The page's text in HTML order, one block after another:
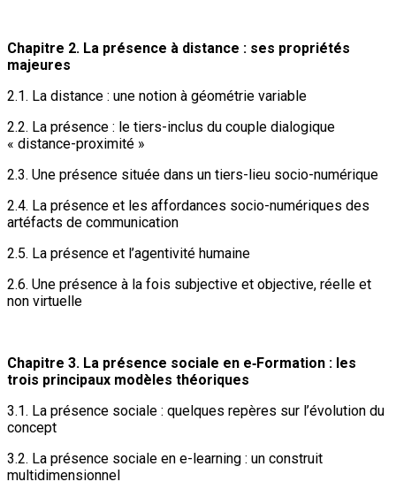
Chapitre 2. La présence à distance : ses propriétés
majeures
2.1. La distance : une notion à géométrie variable
2.2. La présence : le tiers-inclus du couple dialogique
« distance-proximité »
2.3. Une présence située dans un tiers-lieu socio-numérique
2.4. La présence et les affordances socio-numériques des
artéfacts de communication
2.5. La présence et l’agentivité humaine
2.6. Une présence à la fois subjective et objective, réelle et
non virtuelle
Chapitre 3. La présence sociale en e‑Formation : les
trois principaux modèles théoriques
3.1. La présence sociale : quelques repères sur l’évolution du
concept
3.2. La présence sociale en e-learning : un construit
multidimensionnel